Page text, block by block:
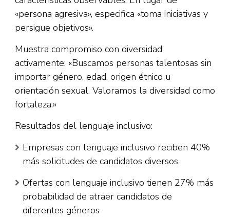
«persona agresiva», especifica «toma iniciativas y
persigue objetivos».​
Muestra compromiso con diversidad
activamente: «Buscamos personas talentosas sin
importar género, edad, origen étnico u
orientación sexual. Valoramos la diversidad como
fortaleza.»​
Resultados del lenguaje inclusivo:​
Empresas con lenguaje inclusivo reciben 40%
más solicitudes de candidatos diversos
Ofertas con lenguaje inclusivo tienen 27% más
probabilidad de atraer candidatos de
diferentes géneros